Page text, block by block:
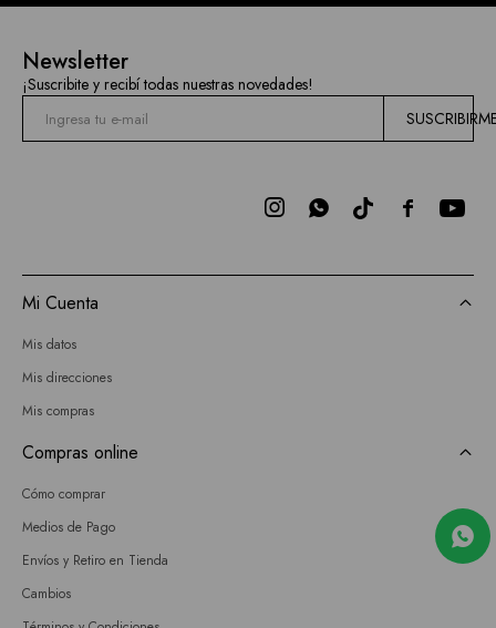
Newsletter
¡Suscribite y recibí todas nuestras novedades!

 
Mi Cuenta
Mis datos
Mis direcciones
Mis compras
Compras online
Cómo comprar
Medios de Pago
Envíos y Retiro en Tienda
Cambios